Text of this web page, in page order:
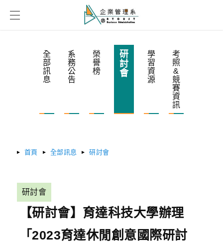
全
部
訊
息
系
務
公
告
榮
譽
榜
研
討
會
學
習
資
源
考
照
&
競
賽
資
訊
首頁 全部訊息 研討會
研討會
【研討會】育達科技大學辦理
「2023育達休閒創意國際研討